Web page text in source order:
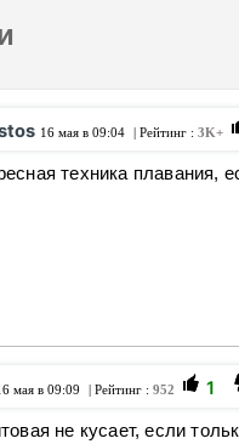
16 мая в 09:04 | Рейтинг : 3K+
техника плавания,
мая в 09:09 | Рейтинг : 952 1
не кусает, если